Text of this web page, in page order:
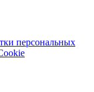
персональных